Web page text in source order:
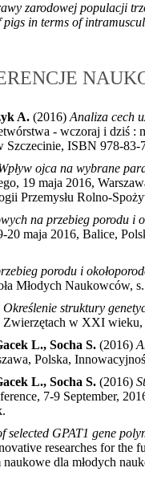
zarodowej populacji
in terms of
A. (2016) Analiza cech
- wczoraj i dziś :
Szczecinie, ISBN 978-83-
ojca na wybrane
19 maja 2016,
Przemysłu Rolno-
na przebieg porodu
maja 2016, Balice,
porodu i
Młodych Naukowców,
Określenie struktury
Zwierzętach w XXI
L., Socha S. (2016)
Polska,
L., Socha S. (2016)
7-9 September,
.
selected GPAT1 gene
researches for the
dla młodych